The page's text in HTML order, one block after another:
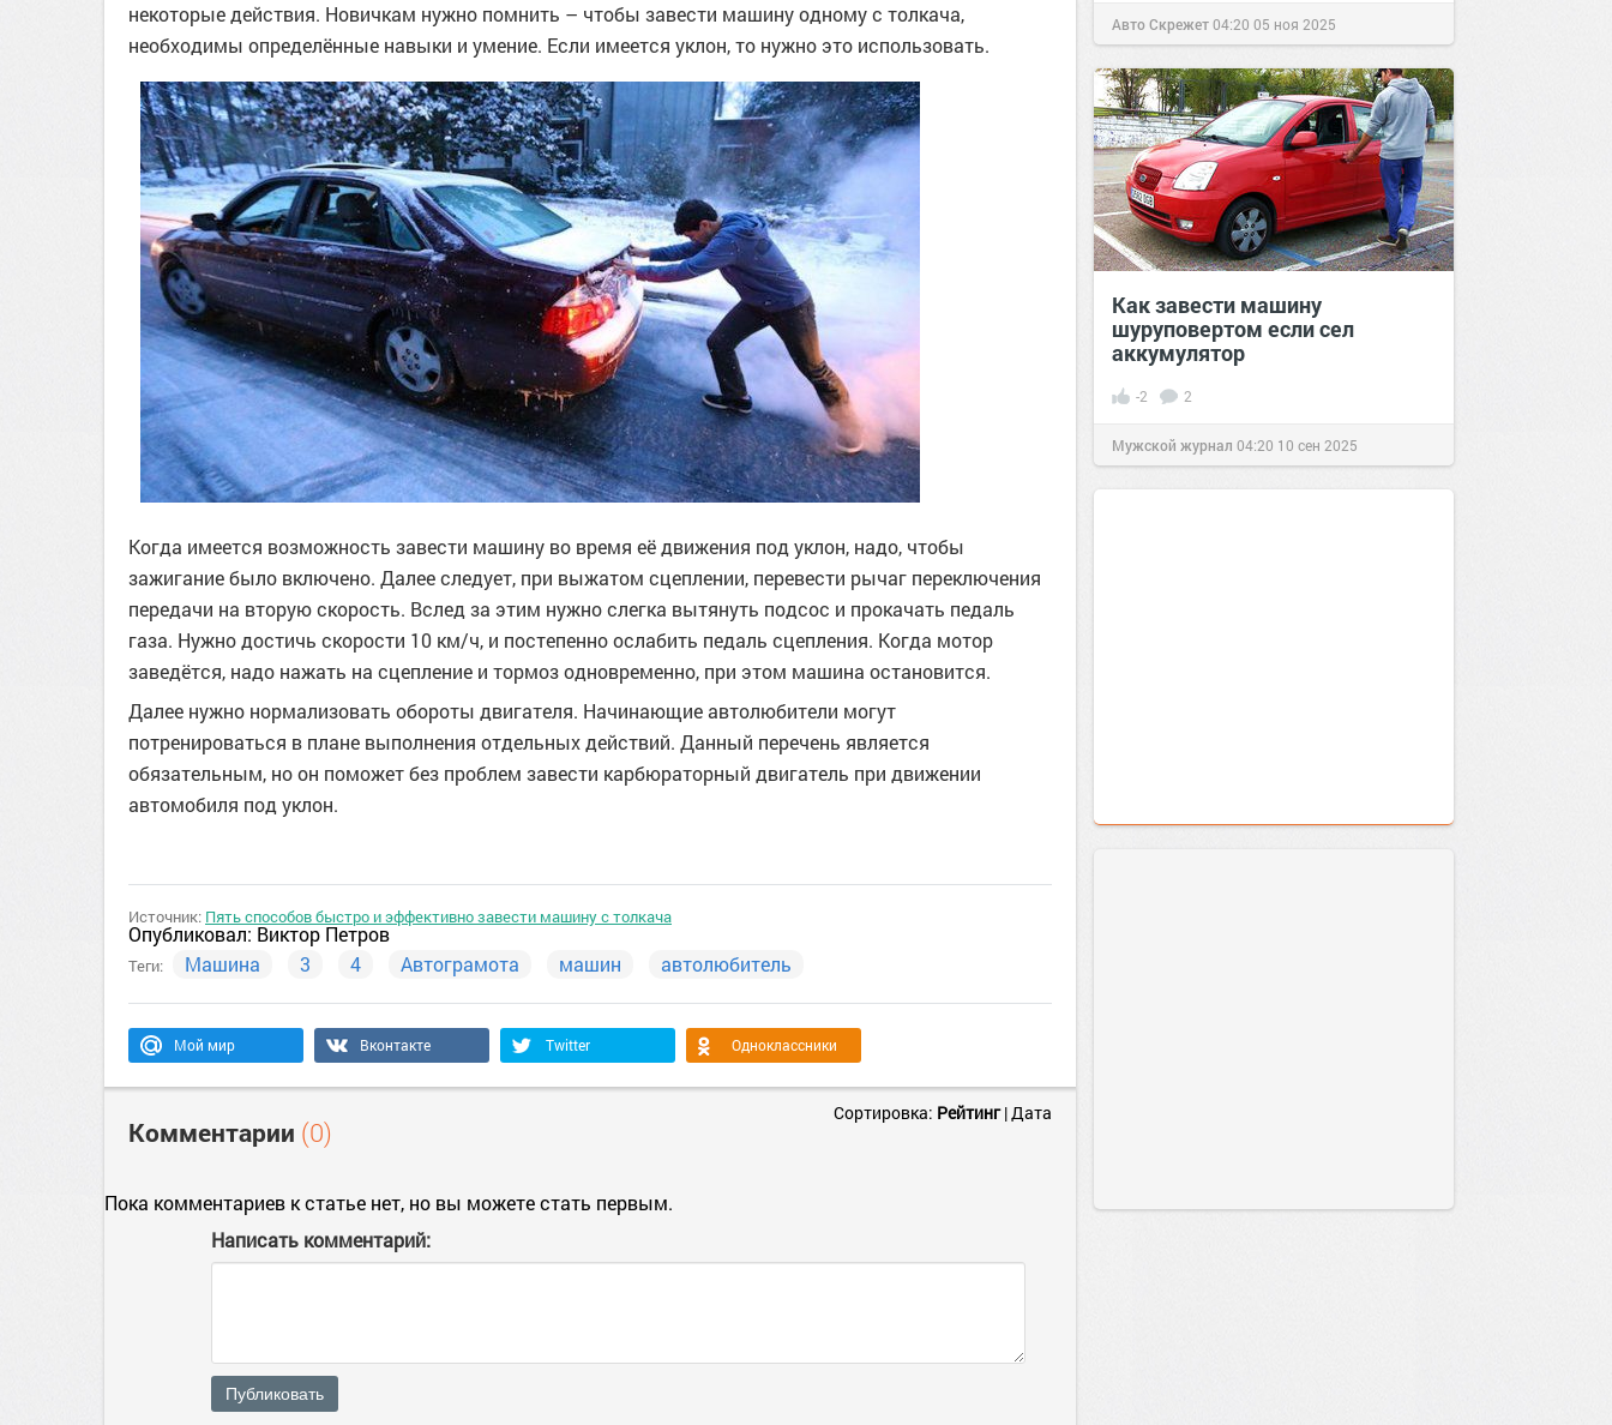
некоторые действия. Новичкам нужно помнить – чтобы завести машину одному с толкача,
необходимы определённые навыки и умение. Если имеется уклон, то нужно это использовать.
Когда имеется возможность завести машину во время её движения под уклон, надо, чтобы
зажигание было включено. Далее следует, при выжатом сцеплении, перевести рычаг переключения
передачи на вторую скорость. Вслед за этим нужно слегка вытянуть подсос и прокачать педаль
газа. Нужно достичь скорости 10 км/ч, и постепенно ослабить педаль сцепления. Когда мотор
заведётся, надо нажать на сцепление и тормоз одновременно, при этом машина остановится.
Далее нужно нормализовать обороты двигателя. Начинающие автолюбители могут
потренироваться в плане выполнения отдельных действий. Данный перечень является
обязательным, но он поможет без проблем завести карбюраторный двигатель при движении
автомобиля под уклон.
Источник: Пять способов быстро и эффективно завести машину с толкача
Опубликовал: Виктор Петров
Теги: Машина 3 4 Автограмота машин автолюбитель
Мой мир Вконтакте Twitter Одноклассники
Комментарии (0)
Сортировка: Рейтинг|Дата
Пока комментариев к статье нет, но вы можете стать первым.
Написать комментарий:
Публиковать
Авто Скрежет04:20 05 ноя 2025
Как завести машину
шуруповертом если сел
аккумулятор
-2 2
Мужской журнал 04:20 10 сен 2025